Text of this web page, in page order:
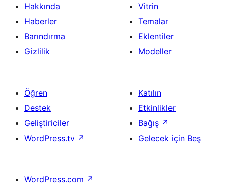
Hakkında
Haberler
Barındırma
Gizlilik
Vitrin
Temalar
Eklentiler
Modeller
Öğren
Destek
Geliştiriciler
WordPress.tv ↗
Katılın
Etkinlikler
Bağış ↗
Gelecek için Beş
WordPress.com ↗